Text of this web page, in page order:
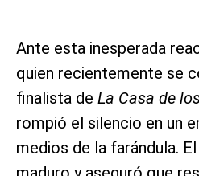
Ante esta inesperada
quien recientemente se
finalista de La Casa de
rompió el silencio en un
medios de la farándula.